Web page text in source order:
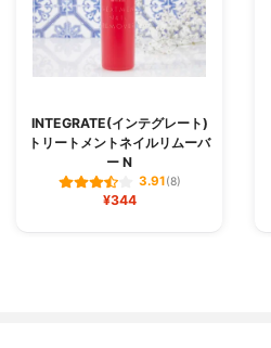
INTEGRATE(インテグレート)
トリートメントネイルリムーバ
ー N
3.91(8)
¥344